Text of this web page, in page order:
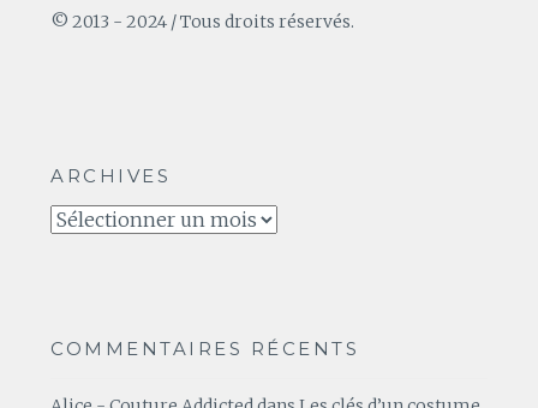
© 2013 - 2024 / Tous droits réservés.
ARCHIVES
Archives
COMMENTAIRES RÉCENTS